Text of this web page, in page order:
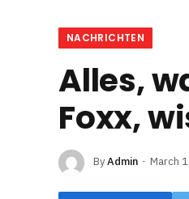
NACHRICHTEN
Alles,
Foxx,
ByAdmin March